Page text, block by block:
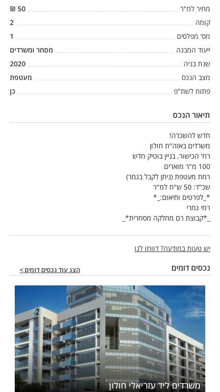
מחיר למ"ר
50
₪
קומה
2
מס' מפלסים
1
ייעוד המבנה
מסחר ומשרדים
שנת בניה
2020
מצב הנכס
מעטפת
פתוח לשת"פ
כן
תיאור הנכס
חדש להשכרה!
משרדים באזה"ת חולון
רח' הכישור, בניין בוטיק חדש
100 מ"ר מוארים
רמת מעטפת (ניתן לקבל בגמר)
שכ"ד: 50 ש"ח למ"ר
*_לפרטים ותיאום:_*
רמי גמרי
_*קבוצת רם מחלקה מסחרית*_
יש טעות במודעה? דווחו לנו
נכסים דומים הצג עוד נכסים דומים >
משרדים ליד עזריאלי חולון